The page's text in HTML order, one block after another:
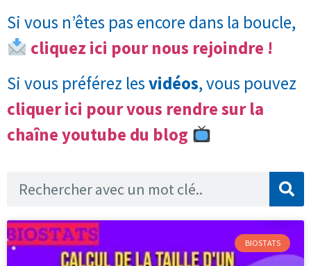
Si vous n’êtes pas encore dans la boucle,
cliquez ici pour nous rejoindre !
Si vous préférez lesvidéos, vous pouvez
cliquer ici pour vous rendre sur la
chaîne youtube du blog
BIOSTATS